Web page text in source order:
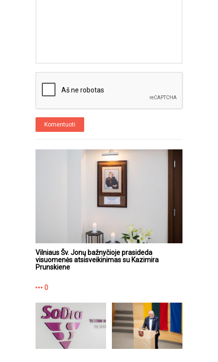
Komentuoti
Vilniaus Šv. Jonų bažnyčioje prasideda
visuomenės atsisveikinimas su Kazimira
Prunskiene
0